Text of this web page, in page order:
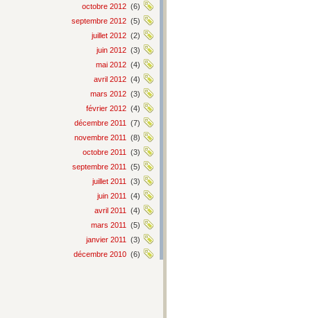
octobre 2012 (6)
septembre 2012 (5)
juillet 2012 (2)
juin 2012 (3)
mai 2012 (4)
avril 2012 (4)
mars 2012 (3)
février 2012 (4)
décembre 2011
(7)
novembre 2011
(8)
octobre 2011
(3)
septembre 2011
(5)
juillet 2011
(3)
juin 2011
(4)
avril 2011
(4)
mars 2011
(5)
janvier 2011
(3)
décembre 2010 (6)